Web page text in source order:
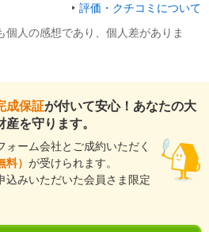
評価・クチコミについて
人の感想であり、個人差がありま
成保証が付いて安心！あなたの大
産を守ります。
ーム会社とご成約いただく
） が受けられます。
みいただいた会員さま限定